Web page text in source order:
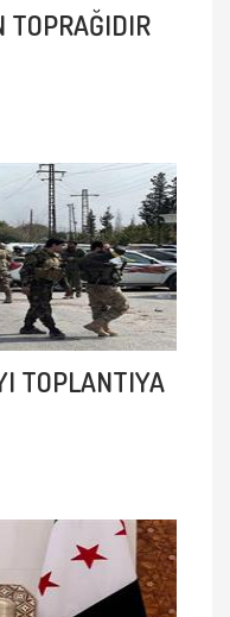
TOPRAĞIDIR
TOPLANTIYA